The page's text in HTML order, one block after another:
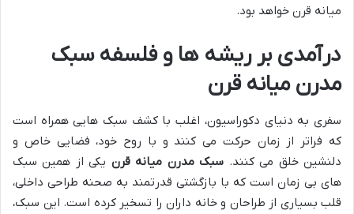
میانه قرن خواهد بود.
درآمدی بر ریشه ها و فلسفه سبک
مدرن میانه قرن
سفری به دنیای دکوراسیون، اغلب با کشف سبک هایی همراه است
که فراتر از زمان حرکت می کنند و با روح خود، فضایی خاص و
دلنشین خلق می کنند. سبک مدرن میانه قرن یکی از همین سبک
های بی زمان است که با بازگشتی قدرتمند به صحنه طراحی داخلی،
قلب بسیاری از طراحان و خانه داران را تسخیر کرده است. این سبک،